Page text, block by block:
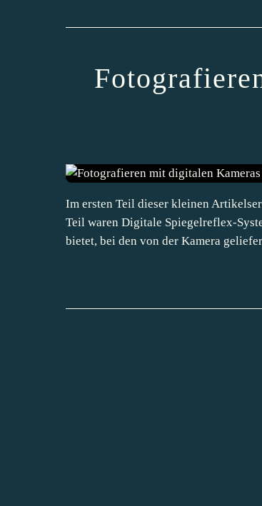
Im ersten Teil dieser kleinen
Teil waren Digitale Spiegelreflex-
bietet, bei den von der Kamera